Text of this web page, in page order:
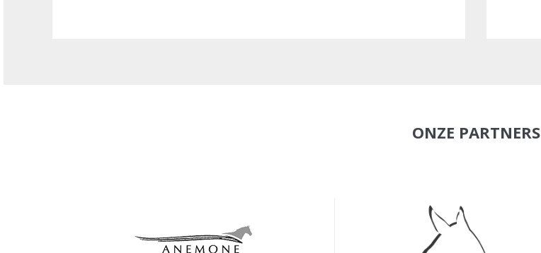
ONZE PARTNERS